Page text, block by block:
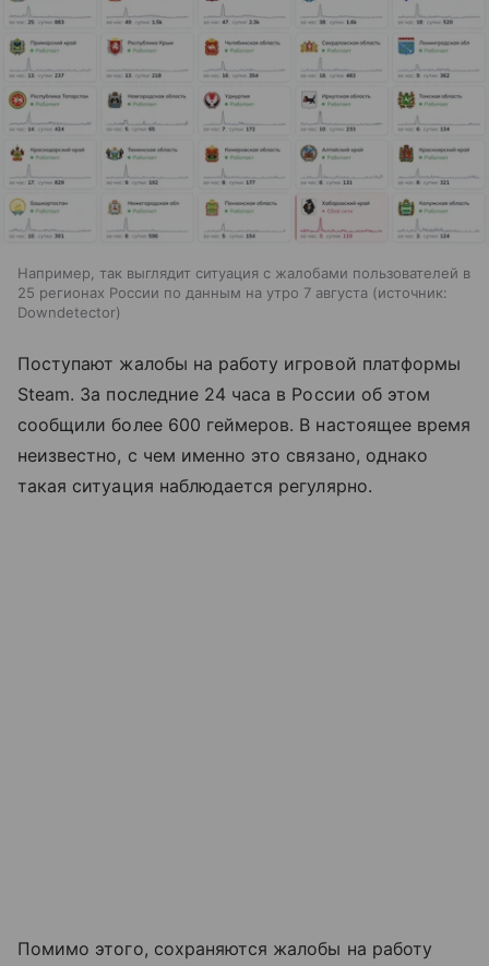
Например, так выглядит ситуация с жалобами пользователей в
25 регионах России по данным на утро 7 августа
источник:
Downdetector
Поступают жалобы на работу игровой платформы
Steam. За последние 24 часа в России об этом
сообщили более 600 геймеров. В настоящее время
неизвестно, с чем именно это связано, однако
такая ситуация наблюдается регулярно.
Помимо этого, сохраняются жалобы на работу